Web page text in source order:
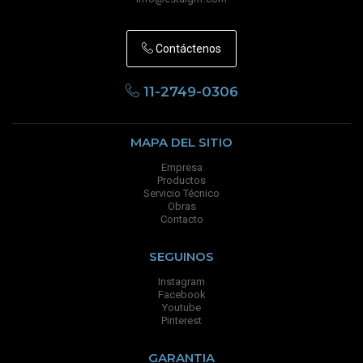
Contáctenos
11-2749-0306
MAPA DEL SITIO
Empresa
Productos
Servicio Técnico
Obras
Contacto
SEGUINOS
Instagram
Facebook
Youtube
Pinterest
GARANTIA